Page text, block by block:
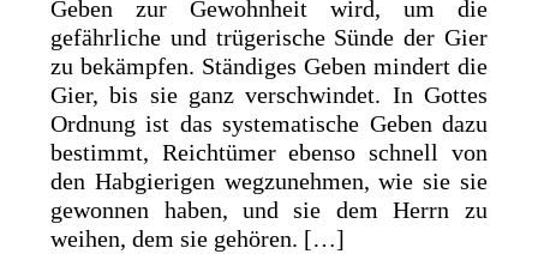
Geben zur Gewohnheit wird, um die
gefährliche und trügerische Sünde der Gier
zu bekämpfen. Ständiges Geben mindert die
Gier, bis sie ganz verschwindet. In Gottes
Ordnung ist das systematische Geben dazu
bestimmt, Reichtümer ebenso schnell von
den Habgierigen wegzunehmen, wie sie sie
gewonnen haben, und sie dem Herrn zu
weihen, dem sie gehören. […]